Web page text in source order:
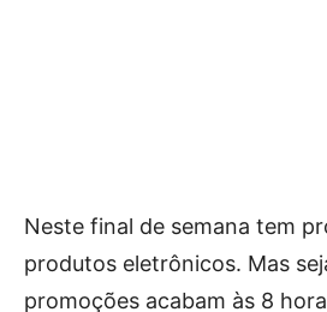
Neste final de semana tem
produtos eletrônicos. Mas
promoções acabam às 8